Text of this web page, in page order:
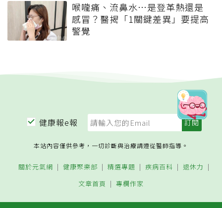
喉嚨痛、流鼻水⋯是登革熱還是
感冒？醫揭「1關鍵差異」要提高
警覺
健康報e報
本站內容僅供參考，一切診斷與治療請遵從醫師指導。
關於元氣網 健康聚樂部 精選專題 疾病百科
退休力
文章首頁
專欄作家